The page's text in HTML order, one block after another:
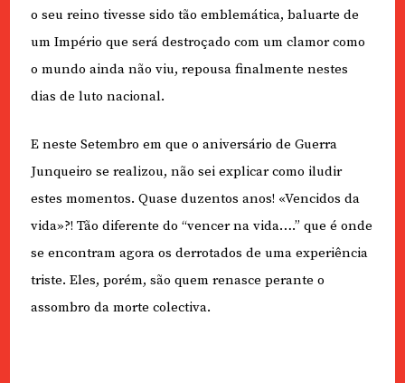
o seu reino tivesse sido tão emblemática, baluarte de
um Império que será destroçado com um clamor como
o mundo ainda não viu, repousa finalmente nestes
dias de luto nacional.
E neste Setembro em que o aniversário de Guerra
Junqueiro se realizou, não sei explicar como iludir
estes momentos. Quase duzentos anos! «Vencidos da
vida»?! Tão diferente do “vencer na vida….” que é onde
se encontram agora os derrotados de uma experiência
triste. Eles, porém, são quem renasce perante o
assombro da morte colectiva.